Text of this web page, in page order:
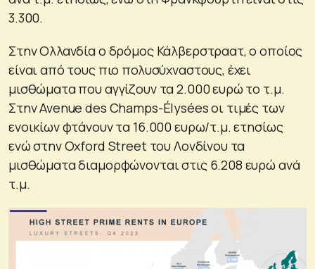
3.300.
Στην Ολλανδία ο δρόμος Κάλβερστραατ, ο οποίος
είναι από τους πιο πολυσύχναστους, έχει
μισθώματα που αγγίζουν τα 2.000 ευρώ το τ.μ.
Στην Avenue des Champs-Élysées οι τιμές των
ενοικίων φτάνουν τα 16.000 ευρω/τ.μ. ετησίως
ενώ στην Oxford Street του Λονδίνου τα
μισθώματα διαμορφώνονται στις 6.208 ευρώ ανά
τ.μ.